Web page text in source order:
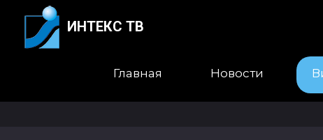
ИНТЕКС ТВ
Главная Новости